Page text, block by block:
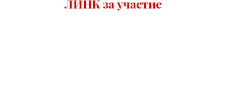
ЛИНК за участие